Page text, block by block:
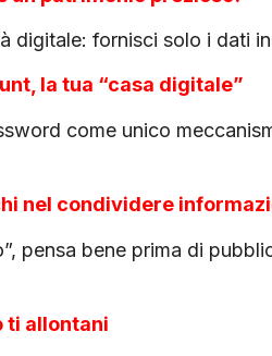
digitale: fornisci solo i dati
la tua “casa digitale”
come unico
nel condividere
pensa bene prima di
ti allontani